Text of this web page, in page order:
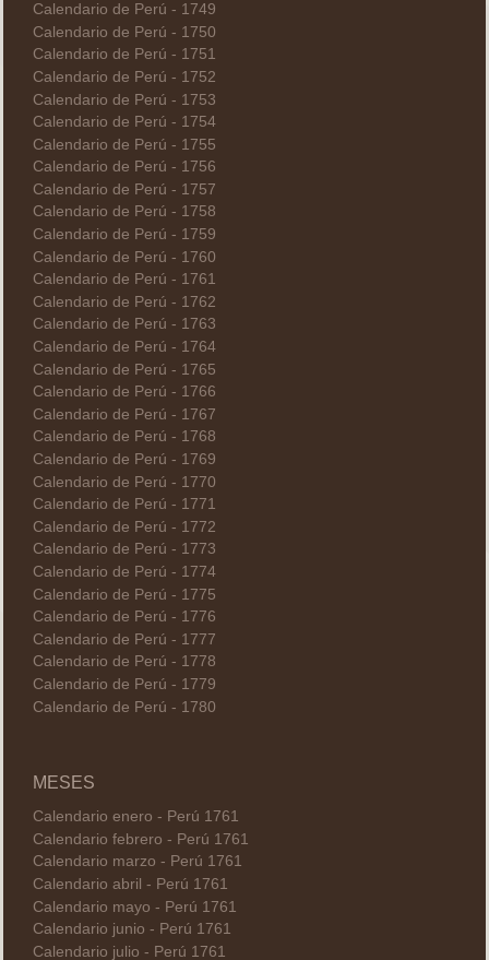
Calendario de Perú - 1749
Calendario de Perú - 1750
Calendario de Perú - 1751
Calendario de Perú - 1752
Calendario de Perú - 1753
Calendario de Perú - 1754
Calendario de Perú - 1755
Calendario de Perú - 1756
Calendario de Perú - 1757
Calendario de Perú - 1758
Calendario de Perú - 1759
Calendario de Perú - 1760
Calendario de Perú - 1761
Calendario de Perú - 1762
Calendario de Perú - 1763
Calendario de Perú - 1764
Calendario de Perú - 1765
Calendario de Perú - 1766
Calendario de Perú - 1767
Calendario de Perú - 1768
Calendario de Perú - 1769
Calendario de Perú - 1770
Calendario de Perú - 1771
Calendario de Perú - 1772
Calendario de Perú - 1773
Calendario de Perú - 1774
Calendario de Perú - 1775
Calendario de Perú - 1776
Calendario de Perú - 1777
Calendario de Perú - 1778
Calendario de Perú - 1779
Calendario de Perú - 1780
MESES
Calendario enero - Perú 1761
Calendario febrero - Perú 1761
Calendario marzo - Perú 1761
Calendario abril - Perú 1761
Calendario mayo - Perú 1761
Calendario junio - Perú 1761
Calendario julio - Perú 1761